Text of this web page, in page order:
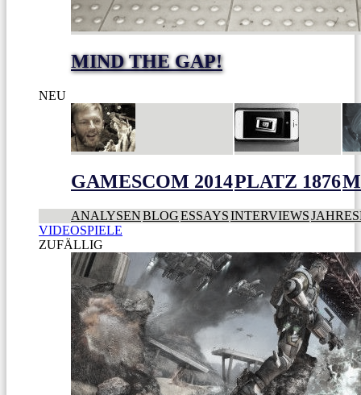
MIND THE GAP!
NEU
GAMESCOM 2014PLATZ 1876
ANALYSENBLOGESSAYSINTERVIEWS
VIDEOSPIELE
ZUFÄLLIG